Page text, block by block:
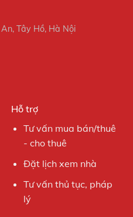
Tây Hồ, Hà Nội
Hỗ trợ
Tư vấn mua bán/thuê
- cho thuê
Đặt lịch xem nhà
Tư vấn thủ tục, pháp
lý